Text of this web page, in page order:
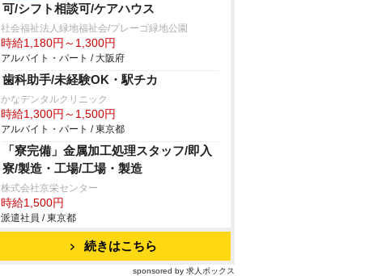
可/シフト相談可/ケアハウス
社会福祉法人緑地福祉会/プレーゴ緑地公園
時給1,180円～1,300円
アルバイト・パート / 大阪府
歯科助手/未経験OK・駅チカ
かなデンタルクリニック
時給1,300円～1,500円
アルバイト・パート / 東京都
「寮完備」金属加工処理スタッフ/即入
寮/製造・工場/工場・製造
株式会社京栄センター
時給1,500円
派遣社員 / 東京都
続きはこちら
sponsored by 求人ボックス